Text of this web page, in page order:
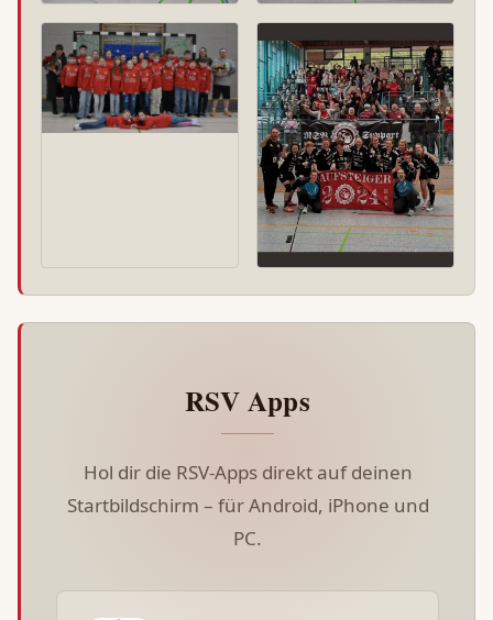
RSV Apps
Hol dir die RSV-Apps direkt auf deinen
Startbildschirm – für Android, iPhone und
PC.